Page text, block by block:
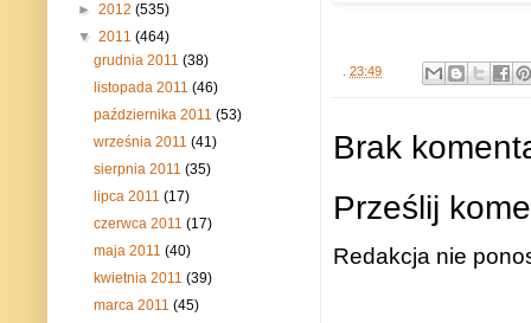
23:49
Brak
Prześlij
Redakcja nie
► 2012 (535)
▼ 2011 (464)
grudnia 2011(38)
listopada 2011(46)
października 2011(53)
września 2011(41)
sierpnia 2011(35)
lipca 2011(17)
czerwca 2011(17)
maja 2011(40)
kwietnia 2011(39)
marca 2011(45)